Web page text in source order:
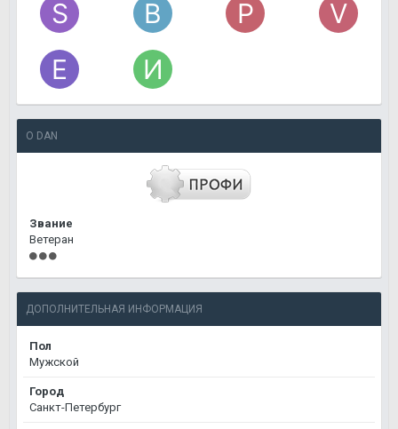
О DAN
Звание
Ветеран
ДОПОЛНИТЕЛЬНАЯ ИНФОРМАЦИЯ
Пол
Мужской
Город
Санкт-Петербург